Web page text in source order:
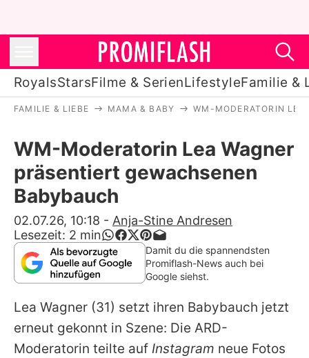
RoyalsStarsFilme & SerienLifestyleFamilie &
Stars
Filme & Serien
Lifestyle
Familie & Liebe
Promiflash Exklusiv
Alle Themen auf Promiflash
Jobs
FAMILIE & LIEBE MAMA & BABY WM-MODERATORIN LEA
WM-Moderatorin Lea Wagner
präsentiert gewachsenen
Babybauch
02.07.26, 10:18 - Anja-Stine Andresen
Lesezeit: 2 min
Damit du die spannendsten
Promiflash-News auch bei
Google siehst.
Lea Wagner (31) setzt ihren Babybauch jetzt
erneut gekonnt in Szene: Die ARD-
Moderatorin teilte auf Instagram neue Fotos